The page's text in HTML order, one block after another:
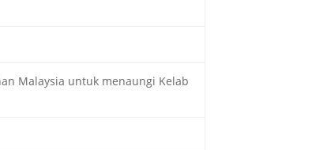
Malaysia untuk menaungi Kelab